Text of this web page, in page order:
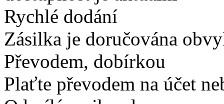
Rychlé dodání
Zásilka je doručována
Převodem, dobírkou
Plaťte převodem na účet